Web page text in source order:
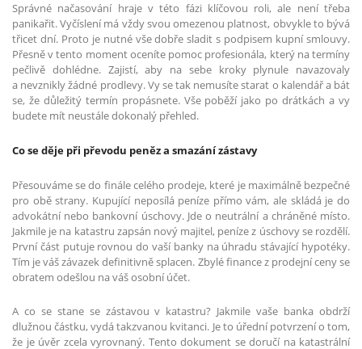
Správné načasování hraje v této fázi klíčovou roli, ale není třeba
panikařit. Vyčíslení má vždy svou omezenou platnost, obvykle to bývá
třicet dní. Proto je nutné vše dobře sladit s podpisem kupní smlouvy.
Přesně v tento moment oceníte pomoc profesionála, který na termíny
pečlivě dohlédne. Zajistí, aby na sebe kroky plynule navazovaly
a nevznikly žádné prodlevy. Vy se tak nemusíte starat o kalendář a bát
se, že důležitý termín propásnete. Vše poběží jako po drátkách a vy
budete mít neustále dokonalý přehled.
Co se děje při převodu peněz a smazání zástavy
Přesouváme se do finále celého prodeje, které je maximálně bezpečné
pro obě strany. Kupující neposílá peníze přímo vám, ale skládá je do
advokátní nebo bankovní úschovy. Jde o neutrální a chráněné místo.
Jakmile je na katastru zapsán nový majitel, peníze z úschovy se rozdělí.
První část putuje rovnou do vaší banky na úhradu stávající hypotéky.
Tím je váš závazek definitivně splacen. Zbylé finance z prodejní ceny se
obratem odešlou na váš osobní účet.
A co se stane se zástavou v katastru? Jakmile vaše banka obdrží
dlužnou částku, vydá takzvanou kvitanci. Je to úřední potvrzení o tom,
že je úvěr zcela vyrovnaný. Tento dokument se doručí na katastrální